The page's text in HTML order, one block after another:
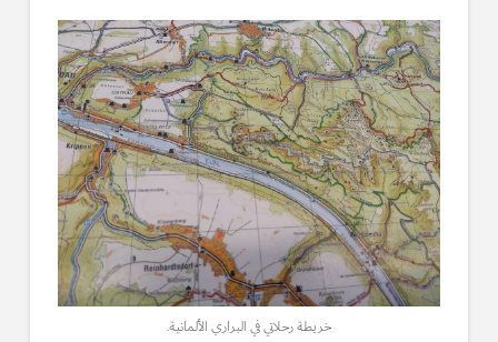
خريطة رحلاتي في البراري الألمانية.